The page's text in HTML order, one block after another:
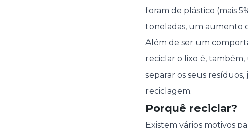
foram de plástico (mais
toneladas, um aumento
Além de ser um
reciclar o lixo é, também,
separar os seus
reciclagem.
Porquê reciclar?
Existem vários motivos